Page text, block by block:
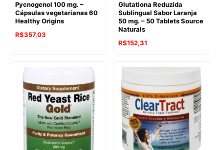
Pycnogenol 100 mg. –
Cápsulas vegetarianas 60
Healthy Origins
O
era:
R$793,13.
R$357,03
R$357,03.
Glutationa Reduzida
Sublingual Sabor Laranja
50 mg. – 50 Tablets Source
Naturals
R$152,31